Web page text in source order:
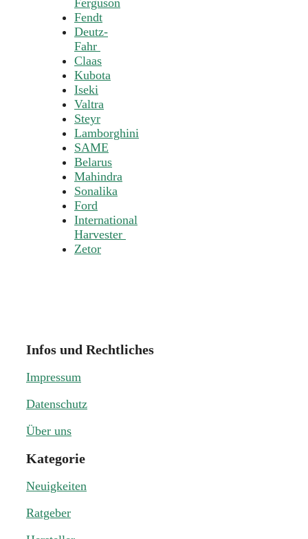
Fendt
Deutz-
Fahr
Claas
Kubota
Iseki
Valtra
Steyr
Lamborghini
SAME
Belarus
Mahindra
Sonalika
Ford
International
Harvester
Zetor
Infos und Rechtliches
Impressum
Datenschutz
Über uns
Kategorie
Neuigkeiten
Ratgeber